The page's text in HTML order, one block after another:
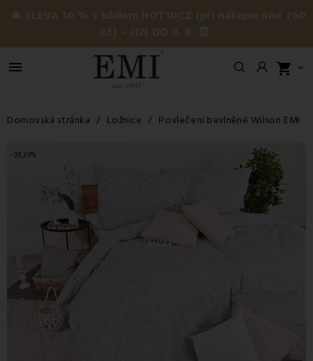
🔥 SLEVA 10 % s kódem HOT10CZ (při nákupu nad 760
Kč) – JEN DO 9. 8. ⏰
 shopping_cart 
Domovská stránka Ložnice Povlečení bavlněné Wilson EMI
-39,39%